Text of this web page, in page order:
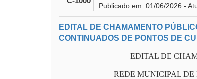
Publicado em: 01/06/2026 -
EDITAL DE CHAMAMENTO
CONTINUADOS DE PONTOS DE
EDITAL DE
REDE MUNICIPAL DE